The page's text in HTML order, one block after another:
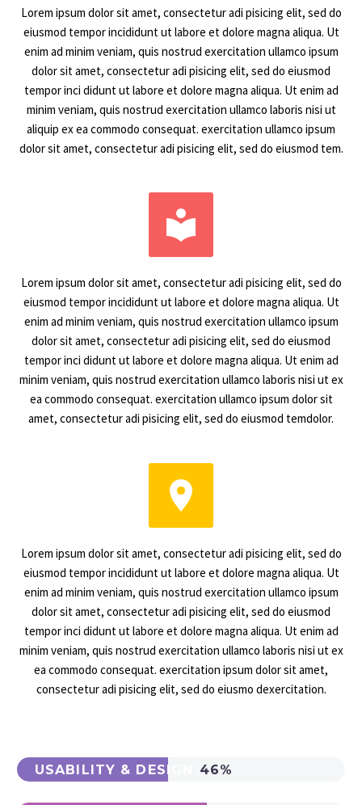
Lorem ipsum dolor sit amet, consectetur adi pisicing elit, sed do
eiusmod tempor incididunt ut labore et dolore magna aliqua. Ut
enim ad minim veniam, quis nostrud exercitation ullamco ipsum
dolor sit amet, consectetur adi pisicing elit, sed do eiusmod
tempor inci didunt ut labore et dolore magna aliqua. Ut enim ad
minim veniam, quis nostrud exercitation ullamco laboris nisi ut
aliquip ex ea commodo consequat. exercitation ullamco ipsum
dolor sit amet, consectetur adi pisicing elit, sed do eiusmod tem.


Lorem ipsum dolor sit amet, consectetur adi pisicing elit, sed do
eiusmod tempor incididunt ut labore et dolore magna aliqua. Ut
enim ad minim veniam, quis nostrud exercitation ullamco ipsum
dolor sit amet, consectetur adi pisicing elit, sed do eiusmod
tempor inci didunt ut labore et dolore magna aliqua. Ut enim ad
minim veniam, quis nostrud exercitation ullamco laboris nisi ut ex
ea commodo consequat. exercitation ullamco ipsum dolor sit
amet, consectetur adi pisicing elit, sed do eiusmod temdolor.


Lorem ipsum dolor sit amet, consectetur adi pisicing elit, sed do
eiusmod tempor incididunt ut labore et dolore magna aliqua. Ut
enim ad minim veniam, quis nostrud exercitation ullamco ipsum
dolor sit amet, consectetur adi pisicing elit, sed do eiusmod
tempor inci didunt ut labore et dolore magna aliqua. Ut enim ad
minim veniam, quis nostrud exercitation ullamco laboris nisi ut ex
ea commodo consequat. exercitation ipsum dolor sit amet,
consectetur adi pisicing elit, sed do eiusmo dexercitation.
USABILITY & DESIGN 46%